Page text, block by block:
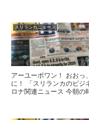
スリランカニュース
アーユーボワン！ おおっ、スリランカ入国時の隔離が（ほぼ）不要
に！ 「スリランカのビジネスニュース」をどうぞ！ スリランカのコ
ロナ関連ニュース 今朝の時点で、スリランカ国内の感染者268,676人